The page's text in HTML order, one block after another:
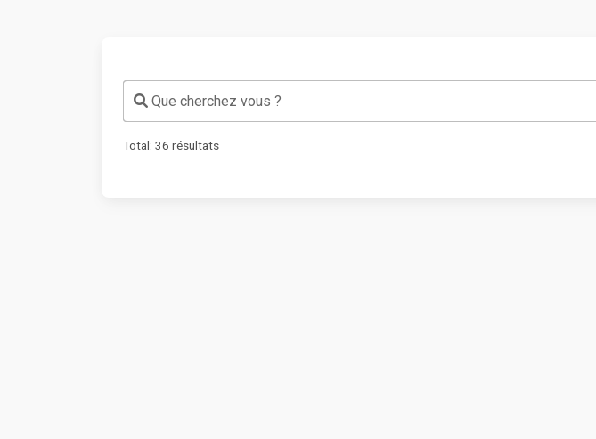
Que cherchez vous ?
Total: 36 résultats